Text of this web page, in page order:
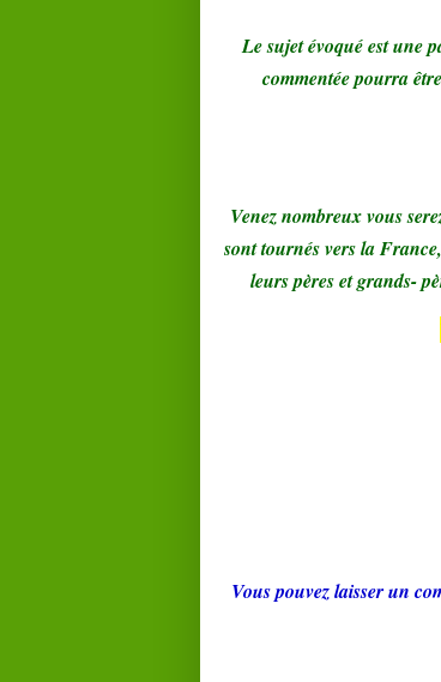
Le sujet évoqué est une
commentée pourra
Venez nombreux vous
sont tournés vers la
leurs pères et grands-
Vous pouvez laisser un